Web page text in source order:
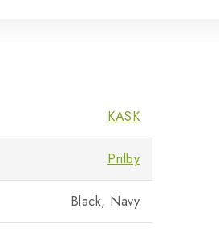
KASK
Prilby
Black, Navy